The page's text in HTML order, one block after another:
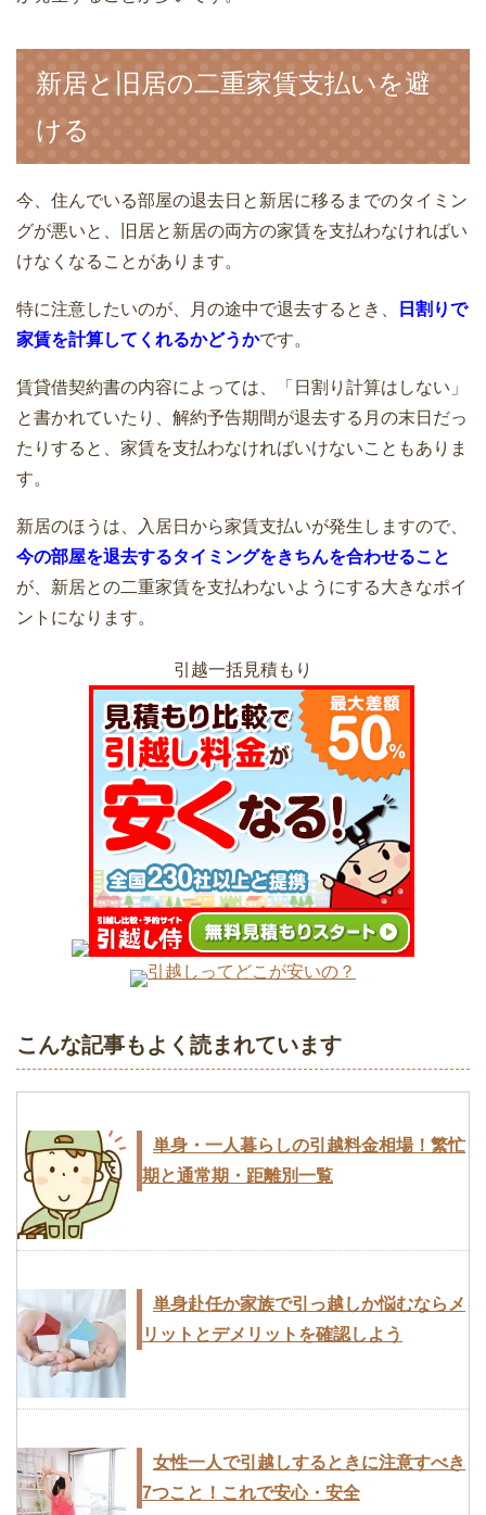
単身での自力で引越しは楽だけど失敗
も・・・段取りが大事
引っ越しするときのインターネット回線
の解約・移転手続きの方法
急な転勤！新居に引越しをするときに知
っておきたい5つのこと
引越し後の挨拶マナー！挨拶の時期と方
法
引っ越し見積もり依頼をするタイミング
で安くも高くもなる
引越し後の荷解きは順序良くスムーズ
に、そして早めに
のデメリット
7つこと！これで安心・安全
引越し後の生活をスムーズにする地域ル
ール！聞きたいことリスト
原付・小型～中型・大型バイクを引っ越
引越し見積書の見方を知ることで安く・
トラブル無しの引越ができる
大手引越業者と地域密着引越業者にはそ
れぞれ良い点がある
一人暮らし女性の引越しで防犯上気をつ
引越し業者からの請求書に追加料金が発
家族を連れての転勤のときは家族の負担
新居と旧居の二重家賃支払いを避
ける
今、住んでいる部屋の退去日と新居に移るまでのタイミン
グが悪いと、旧居と新居の両方の家賃を支払わなければい
けなくなることがあります。
特に注意したいのが、月の途中で退去するとき、
日割りで
家賃を計算してくれるかどうかです。
賃貸借契約書の内容によっては、「日割り計算はしない」
と書かれていたり、解約予告期間が退去する月の末日だっ
たりすると、家賃を支払わなければいけないこともありま
す。
新居のほうは、入居日から家賃支払いが発生しますので、
今の部屋を退去するタイミングをきちんを合わせること
が、新居との二重家賃を支払わないようにする大きなポイ
ントになります。
引越一括見積もり
引越しってどこが安いの？
こんな記事もよく読まれています
単身・一人暮らしの引越料金相場！繁忙
期と通常期・距離別一覧
単身赴任か家族で引っ越しか悩むならメ
リットとデメリットを確認しよう
女性一人で引越しするときに注意すべき
7つこと！これで安心・安全